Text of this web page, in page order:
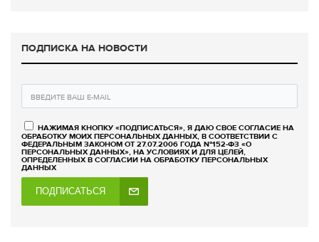
ПОДПИСКА НА НОВОСТИ
НАЖИМАЯ КНОПКУ «ПОДПИСАТЬСЯ», Я ДАЮ СВОЕ СОГЛАСИЕ НА
ОБРАБОТКУ МОИХ ПЕРСОНАЛЬНЫХ ДАННЫХ, В СООТВЕТСТВИИ С
ФЕДЕРАЛЬНЫМ ЗАКОНОМ ОТ 27.07.2006 ГОДА №152-ФЗ «О
ПЕРСОНАЛЬНЫХ ДАННЫХ», НА УСЛОВИЯХ И ДЛЯ ЦЕЛЕЙ,
ОПРЕДЕЛЕННЫХ В СОГЛАСИИ НА ОБРАБОТКУ ПЕРСОНАЛЬНЫХ
ДАННЫХ
ПОДПИСАТЬСЯ